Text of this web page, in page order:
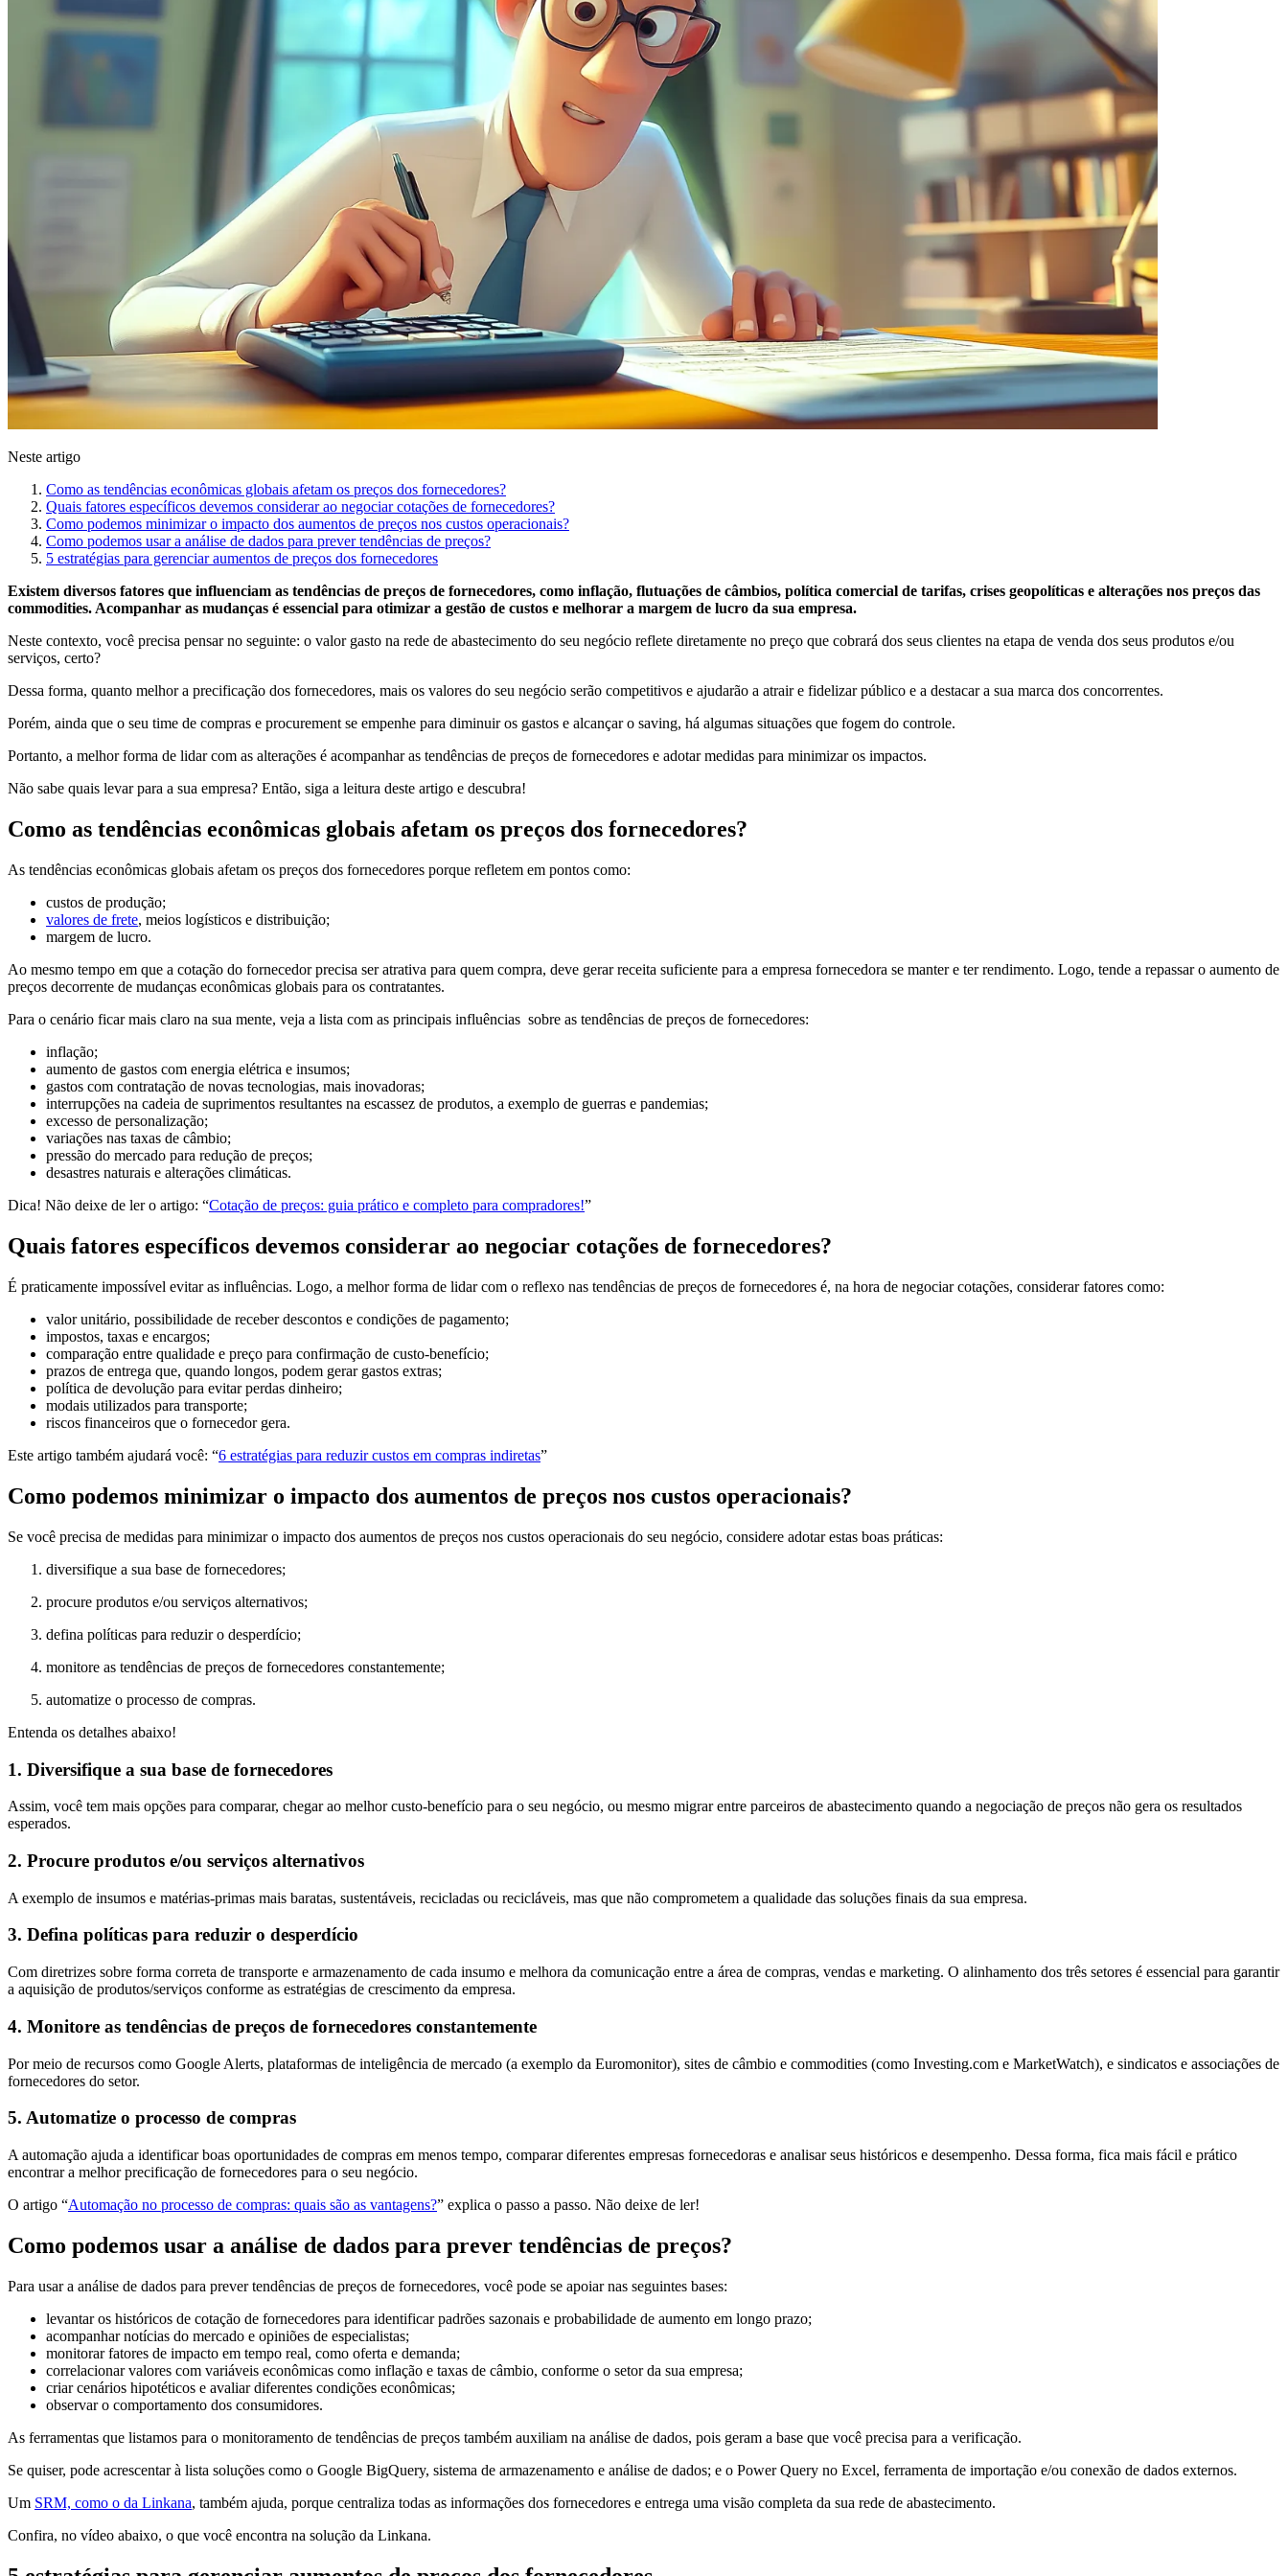
Neste artigo
Como as tendências econômicas globais afetam os preços dos fornecedores?
Quais fatores específicos devemos considerar ao negociar cotações de fornecedores?
Como podemos minimizar o impacto dos aumentos de preços nos custos operacionais?
Como podemos usar a análise de dados para prever tendências de preços?
5 estratégias para gerenciar aumentos de preços dos fornecedores
Existem diversos fatores que influenciam as tendências de preços de fornecedores, como inflação, flutuações de câmbios, política comercial de tarifas, crises geopolíticas e alterações nos preços das
commodities. Acompanhar as mudanças é essencial para otimizar a gestão de custos e melhorar a margem de lucro da sua empresa.
Neste contexto, você precisa pensar no seguinte: o valor gasto na rede de abastecimento do seu negócio reflete diretamente no preço que cobrará dos seus clientes na etapa de venda dos seus produtos e/ou
serviços, certo?
Dessa forma, quanto melhor a precificação dos fornecedores, mais os valores do seu negócio serão competitivos e ajudarão a atrair e fidelizar público e a destacar a sua marca dos concorrentes.
Porém, ainda que o seu time de compras e procurement se empenhe para diminuir os gastos e alcançar o saving, há algumas situações que fogem do controle.
Portanto, a melhor forma de lidar com as alterações é acompanhar as tendências de preços de fornecedores e adotar medidas para minimizar os impactos.
Não sabe quais levar para a sua empresa? Então, siga a leitura deste artigo e descubra!
Como as tendências econômicas globais afetam os preços dos fornecedores?
As tendências econômicas globais afetam os preços dos fornecedores porque refletem em pontos como:
custos de produção;
valores de frete, meios logísticos e distribuição;
margem de lucro.
Ao mesmo tempo em que a cotação do fornecedor precisa ser atrativa para quem compra, deve gerar receita suficiente para a empresa fornecedora se manter e ter rendimento. Logo, tende a repassar o aumento de
preços decorrente de mudanças econômicas globais para os contratantes.
Para o cenário ficar mais claro na sua mente, veja a lista com as principais influências sobre as tendências de preços de fornecedores:
inflação;
aumento de gastos com energia elétrica e insumos;
gastos com contratação de novas tecnologias, mais inovadoras;
interrupções na cadeia de suprimentos resultantes na escassez de produtos, a exemplo de guerras e pandemias;
excesso de personalização;
variações nas taxas de câmbio;
pressão do mercado para redução de preços;
desastres naturais e alterações climáticas.
Dica! Não deixe de ler o artigo: “Cotação de preços: guia prático e completo para compradores!”
Quais fatores específicos devemos considerar ao negociar cotações de fornecedores?
É praticamente impossível evitar as influências. Logo, a melhor forma de lidar com o reflexo nas tendências de preços de fornecedores é, na hora de negociar cotações, considerar fatores como:
valor unitário, possibilidade de receber descontos e condições de pagamento;
impostos, taxas e encargos;
comparação entre qualidade e preço para confirmação de custo-benefício;
prazos de entrega que, quando longos, podem gerar gastos extras;
política de devolução para evitar perdas dinheiro;
modais utilizados para transporte;
riscos financeiros que o fornecedor gera.
Este artigo também ajudará você: “6 estratégias para reduzir custos em compras indiretas”
Como podemos minimizar o impacto dos aumentos de preços nos custos operacionais?
Se você precisa de medidas para minimizar o impacto dos aumentos de preços nos custos operacionais do seu negócio, considere adotar estas boas práticas:
diversifique a sua base de fornecedores;
procure produtos e/ou serviços alternativos;
defina políticas para reduzir o desperdício;
monitore as tendências de preços de fornecedores constantemente;
automatize o processo de compras.
Entenda os detalhes abaixo!
1. Diversifique a sua base de fornecedores
Assim, você tem mais opções para comparar, chegar ao melhor custo-benefício para o seu negócio, ou mesmo migrar entre parceiros de abastecimento quando a negociação de preços não gera os resultados
esperados.
2. Procure produtos e/ou serviços alternativos
A exemplo de insumos e matérias-primas mais baratas, sustentáveis, recicladas ou recicláveis, mas que não comprometem a qualidade das soluções finais da sua empresa.
3. Defina políticas para reduzir o desperdício
Com diretrizes sobre forma correta de transporte e armazenamento de cada insumo e melhora da comunicação entre a área de compras, vendas e marketing. O alinhamento dos três setores é essencial para garantir
a aquisição de produtos/serviços conforme as estratégias de crescimento da empresa.
4. Monitore as tendências de preços de fornecedores constantemente
Por meio de recursos como Google Alerts, plataformas de inteligência de mercado (a exemplo da Euromonitor), sites de câmbio e commodities (como Investing.com e MarketWatch), e sindicatos e associações de
fornecedores do setor.
5. Automatize o processo de compras
A automação ajuda a identificar boas oportunidades de compras em menos tempo, comparar diferentes empresas fornecedoras e analisar seus históricos e desempenho. Dessa forma, fica mais fácil e prático
encontrar a melhor precificação de fornecedores para o seu negócio.
O artigo “Automação no processo de compras: quais são as vantagens?” explica o passo a passo. Não deixe de ler!
Como podemos usar a análise de dados para prever tendências de preços?
Para usar a análise de dados para prever tendências de preços de fornecedores, você pode se apoiar nas seguintes bases:
levantar os históricos de cotação de fornecedores para identificar padrões sazonais e probabilidade de aumento em longo prazo;
acompanhar notícias do mercado e opiniões de especialistas;
monitorar fatores de impacto em tempo real, como oferta e demanda;
correlacionar valores com variáveis econômicas como inflação e taxas de câmbio, conforme o setor da sua empresa;
criar cenários hipotéticos e avaliar diferentes condições econômicas;
observar o comportamento dos consumidores.
As ferramentas que listamos para o monitoramento de tendências de preços também auxiliam na análise de dados, pois geram a base que você precisa para a verificação.
Se quiser, pode acrescentar à lista soluções como o Google BigQuery, sistema de armazenamento e análise de dados; e o Power Query no Excel, ferramenta de importação e/ou conexão de dados externos.
Um SRM, como o da Linkana, também ajuda, porque centraliza todas as informações dos fornecedores e entrega uma visão completa da sua rede de abastecimento.
Confira, no vídeo abaixo, o que você encontra na solução da Linkana.